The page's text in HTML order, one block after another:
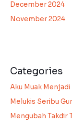
December 2024
November 2024
Categories
Aku Muak
Melukis Seribu
Mengubah Takdir